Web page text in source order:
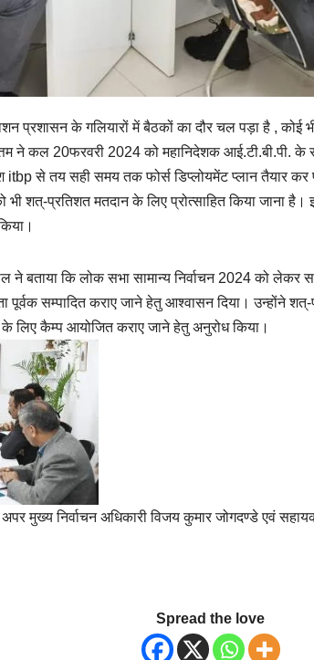
प्रशासन के गलियारों में बैठकों का दौर चल पड़ा है , कोई
ने कल 20फरवरी 2024 को महानिदेशक आई.टी.बी.पी.
itbp से तय सही समय तक फोर्स डिप्लोयमेंट प्लान तैयार
भी शत्-प्रतिशत मतदान के लिए प्रोत्साहित किया जाना
बताया कि लोक सभा सामान्य निर्वाचन 2024 को लेकर
पूर्वक सम्पादित कराए जाने हेतु आश्वासन दिया। उन्होंने
लिए कैम्प आयोजित कराए जाने हेतु अनुरोध किया।
मुख्य निर्वाचन अधिकारी विजय कुमार जोगदण्डे एवं
Spread the love